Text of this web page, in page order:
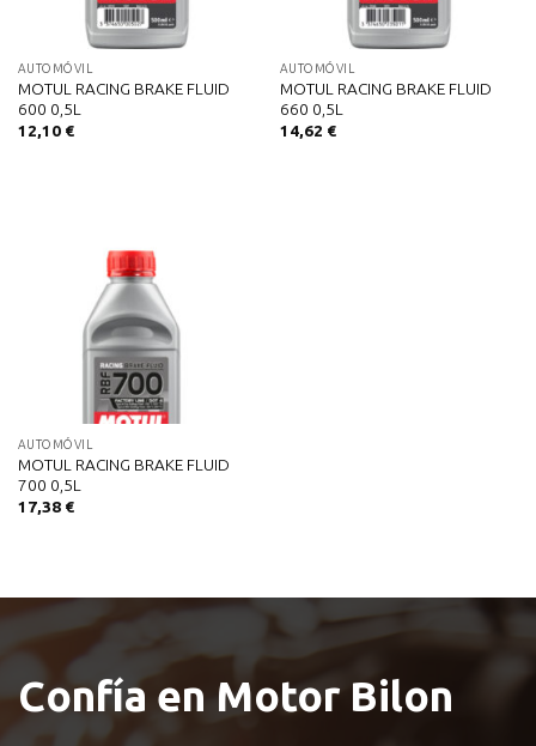
AUTOMÓVIL
MOTUL RACING BRAKE FLUID
600 0,5L
12,10 €
AUTOMÓVIL
MOTUL RACING BRAKE FLUID
660 0,5L
14,62 €
AUTOMÓVIL
MOTUL RACING BRAKE FLUID
700 0,5L
17,38 €
Confía en Motor Bilon